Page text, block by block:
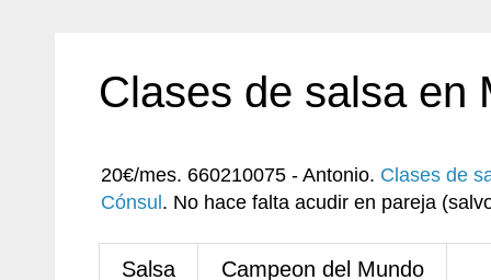
Clases de salsa en
20€/mes. 660210075 - Antonio. Clases de
Cónsul . No hace falta acudir en pareja
Salsa Campeon del Mundo